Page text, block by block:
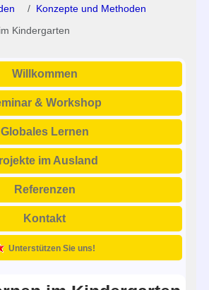
Konzepte und Methoden
Kindergarten
Willkommen
& Workshop
Globales Lernen
im Ausland
Referenzen
Kontakt
Unterstützen Sie uns!